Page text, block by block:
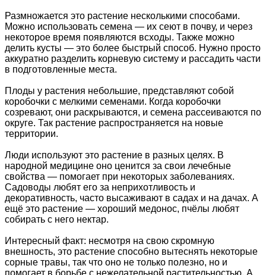
Размножается это растение несколькими способами.
Можно использовать семена — их сеют в почву, и через
некоторое время появляются всходы. Также можно
делить кусты — это более быстрый способ. Нужно просто
аккуратно разделить корневую систему и рассадить части
в подготовленные места.
Плоды у растения небольшие, представляют собой
коробочки с мелкими семенами. Когда коробочки
созревают, они раскрываются, и семена рассеиваются по
округе. Так растение распространяется на новые
территории.
Люди используют это растение в разных целях. В
народной медицине оно ценится за свои лечебные
свойства — помогает при некоторых заболеваниях.
Садоводы любят его за неприхотливость и
декоративность, часто высаживают в садах и на дачах. А
ещё это растение — хороший медонос, пчёлы любят
собирать с него нектар.
Интересный факт: несмотря на свою скромную
внешность, это растение способно вытеснять некоторые
сорные травы, так что оно не только полезно, но и
помогает в борьбе с нежелательной растительностью. А